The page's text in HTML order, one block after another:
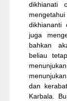
dikhianati
dikhiananti
juga
bahkan
beliau
dan
Karbala.